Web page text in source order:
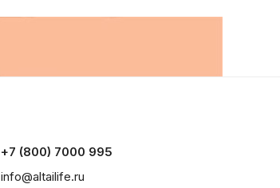
+7 (800) 7000 995
info@altailife.ru